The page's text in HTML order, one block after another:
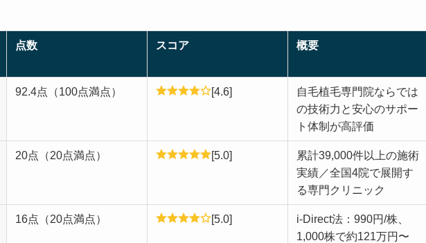
点数 スコア 概要
92.4点（100点満点） [4.6]
自毛植毛専門院ならでは
の技術力と安心のサポー
ト体制が高評価
20点（20点満点） [5.0]
累計39,000件以上の施術
実績／全国4院で展開す
る専門クリニック
16点（20点満点） [5.0]
i-Direct法：990円/株、
1,000株で約121万円〜